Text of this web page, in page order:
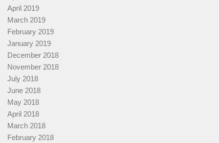
April 2019
March 2019
February 2019
January 2019
December 2018
November 2018
July 2018
June 2018
May 2018
April 2018
March 2018
February 2018